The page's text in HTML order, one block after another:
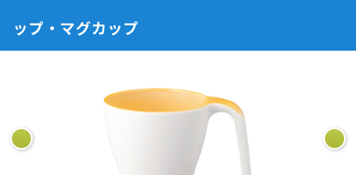
ップ・マグカップ